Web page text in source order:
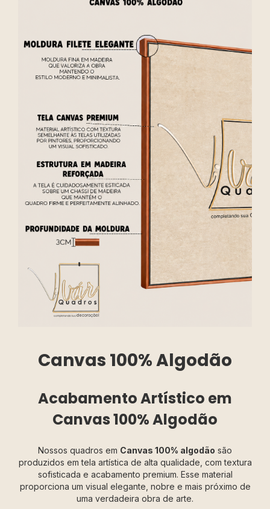
Canvas 100% Algodão
Acabamento Artístico em
Canvas 100% Algodão
Nossos quadros em Canvas 100% algodão são
produzidos em tela artística de alta qualidade, com textura
sofisticada e acabamento premium. Esse material
proporciona um visual elegante, nobre e mais próximo de
uma verdadeira obra de arte.